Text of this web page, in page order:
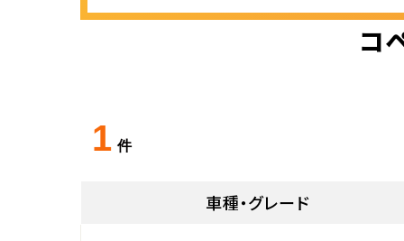
コ
1 件
車種・グレード